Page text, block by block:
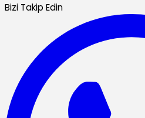
Bizi Takip Edin